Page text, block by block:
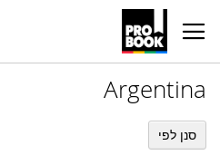
Skip
Argentina
סנן לפי